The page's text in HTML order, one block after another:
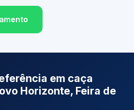
em caça
Horizonte, Feira de